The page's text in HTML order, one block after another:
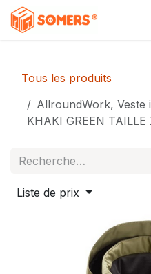
Se rendre au contenu
Tous les produits
AllroundWork, Veste
KHAKI GREEN TAILLE
Liste de prix